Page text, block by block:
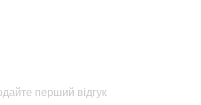
перший відгук